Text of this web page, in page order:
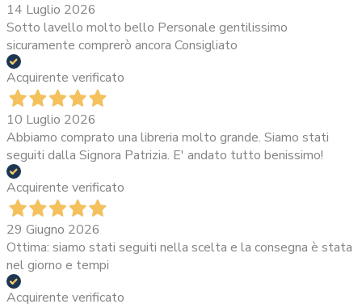
14 Luglio 2026
Sotto lavello molto bello Personale gentilissimo
sicuramente comprerò ancora Consigliato
Acquirente verificato
10 Luglio 2026
Abbiamo comprato una libreria molto grande. Siamo stati
seguiti dalla Signora Patrizia. E' andato tutto benissimo!
Acquirente verificato
29 Giugno 2026
Ottima: siamo stati seguiti nella scelta e la consegna è stata
nel giorno e tempi
Acquirente verificato